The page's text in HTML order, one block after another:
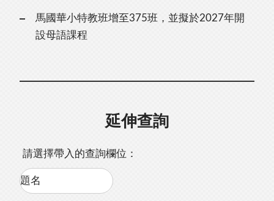
馬國華小特教班增至375班，並擬於2027年開
設母語課程
延伸查詢
請選擇帶入的查詢欄位：